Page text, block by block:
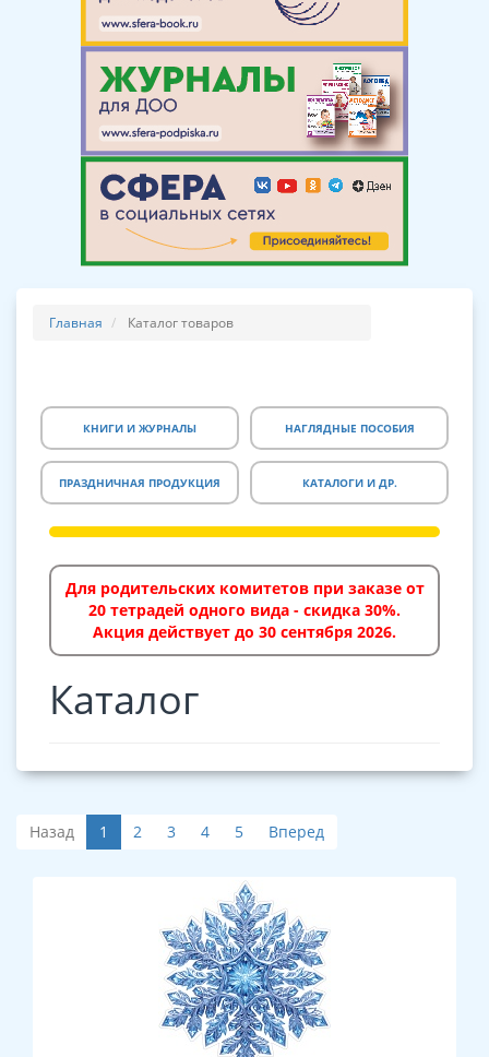
Главная Каталог товаров
КНИГИ И ЖУРНАЛЫ НАГЛЯДНЫЕ ПОСОБИЯ
ПРАЗДНИЧНАЯ ПРОДУКЦИЯ КАТАЛОГИ И ДР.
Для родительских комитетов при заказе от
20 тетрадей одного вида - скидка 30%.
Акция действует до 30 сентября 2026.
Каталог
Назад 1 2 3 4 5 Вперед